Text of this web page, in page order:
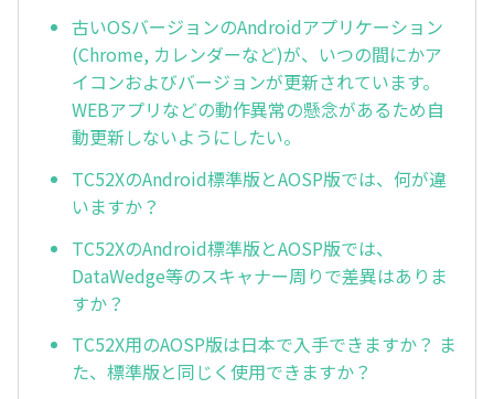
古いOSバージョンのAndroidアプリケーション
(Chrome, カレンダーなど)が、いつの間にかア
イコンおよびバージョンが更新されています。
WEBアプリなどの動作異常の懸念があるため自
動更新しないようにしたい。
TC52XのAndroid標準版とAOSP版では、何が違
いますか？
TC52XのAndroid標準版とAOSP版では、
DataWedge等のスキャナー周りで差異はありま
すか？
TC52X用のAOSP版は日本で入手できますか？ ま
た、標準版と同じく使用できますか？